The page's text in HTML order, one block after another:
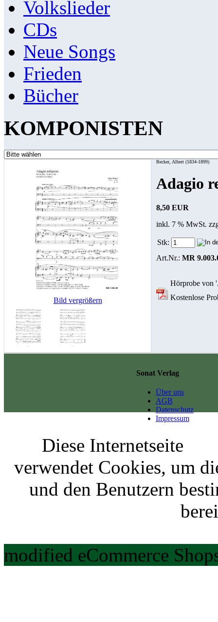
Volkslieder
CDs
Neue Songs
Frieden
Bücher
KOMPONISTEN
Bild vergrößern
Becker, Albert (1834-1899)
Adagio
8,50 EUR
inkl. 7 % MwSt.
Stk:
Art.Nr.: MR
Hörprobe von
Kostenlose
Sonat Verlag
Über uns
AGB
Datenschutz
Impressum
Diese Internetseite
verwendet Cookies, um
und den Benutzern
modified eCommerce